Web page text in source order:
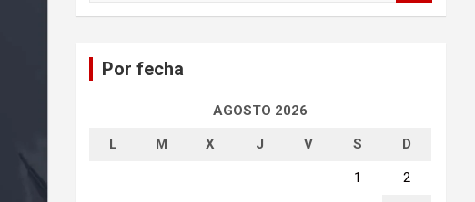
Por fecha
AGOSTO 2026
L M X J V S D
1 2